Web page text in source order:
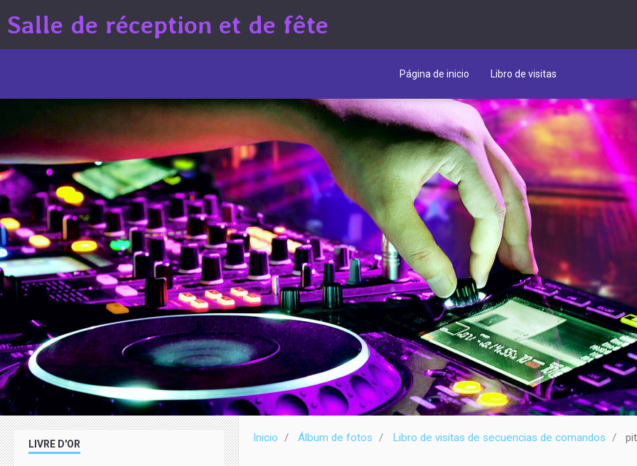
Salle de réception et de fête
Página de inicio Libro de visitas
Inicio Álbum de fotos Libro de visitas de secuencias de comandos
LIVRE D'OR